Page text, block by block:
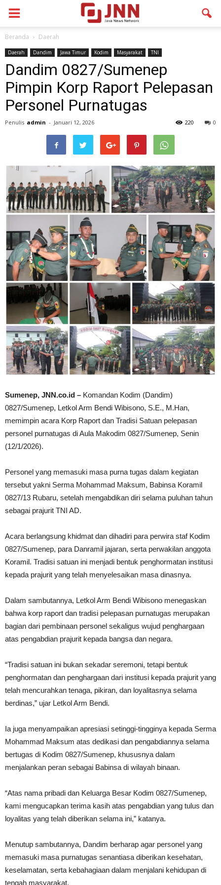
Beranda Daerah
Daerah Dandim Jawa Timur Kodim Masyarakat TNI
Dandim 0827/Sumenep
Pimpin Korp Raport Pelepasan
Personel Purnatugas
Penulis admin - Januari 12, 2026 0
220
Sumenep, JNN.co.id – Komandan Kodim (Dandim)
0827/Sumenep, Letkol Arm Bendi Wibisono, S.E., M.Han,
memimpin acara Korp Raport dan Tradisi Satuan pelepasan
personel purnatugas di Aula Makodim 0827/Sumenep, Senin
(12/1/2026).
Personel yang memasuki masa purna tugas dalam kegiatan
tersebut yakni Serma Mohammad Maksum, Babinsa Koramil
0827/13 Rubaru, setelah mengabdikan diri selama puluhan tahun
sebagai prajurit TNI AD.
Acara berlangsung khidmat dan dihadiri para perwira staf Kodim
0827/Sumenep, para Danramil jajaran, serta perwakilan anggota
Koramil. Tradisi satuan ini menjadi bentuk penghormatan institusi
kepada prajurit yang telah menyelesaikan masa dinasnya.
Dalam sambutannya, Letkol Arm Bendi Wibisono menegaskan
bahwa korp raport dan tradisi pelepasan purnatugas merupakan
bagian dari pembinaan personel sekaligus wujud penghargaan
atas pengabdian prajurit kepada bangsa dan negara.
“Tradisi satuan ini bukan sekadar seremoni, tetapi bentuk
penghormatan dan penghargaan dari institusi kepada prajurit yang
telah mencurahkan tenaga, pikiran, dan loyalitasnya selama
berdinas,” ujar Letkol Arm Bendi.
Ia juga menyampaikan apresiasi setinggi-tingginya kepada Serma
Mohammad Maksum atas dedikasi dan pengabdiannya selama
bertugas di Kodim 0827/Sumenep, khususnya dalam
menjalankan peran sebagai Babinsa di wilayah binaan.
“Atas nama pribadi dan Keluarga Besar Kodim 0827/Sumenep,
kami mengucapkan terima kasih atas pengabdian yang tulus dan
loyalitas yang telah diberikan selama ini,” katanya.
Menutup sambutannya, Dandim berharap agar personel yang
memasuki masa purnatugas senantiasa diberikan kesehatan,
keselamatan, serta kebahagiaan dalam menjalani kehidupan di
tengah masyarakat.